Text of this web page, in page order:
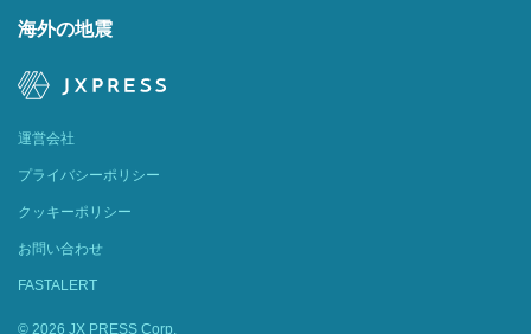
海外の地震
運営会社
プライバシーポリシー
クッキーポリシー
お問い合わせ
FASTALERT
© 2026 JX PRESS Corp.